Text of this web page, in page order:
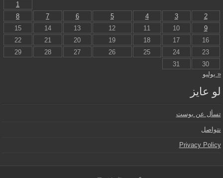
1
2
3
4
5
6
7
8
9
10
11
12
13
14
15
16
17
18
19
20
21
22
23
24
25
26
27
28
29
30
31
« يوليو
لو عايز
تسأل عن بوست
نتواصل
Privacy Policy